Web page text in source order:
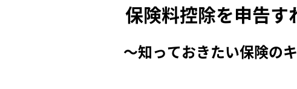
保険料控除を申告す
～知っておきたい保険の